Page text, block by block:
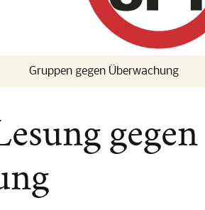
True Love
Gruppen gegen Überwachung
gegen